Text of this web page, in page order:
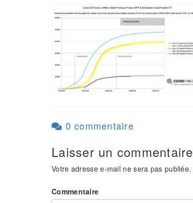
0 commentaire
Laisser un commentaire
Votre adresse e-mail ne sera pas publiée.
Commentaire